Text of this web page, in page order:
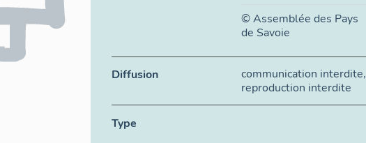
© Assemblée des Pays
de Savoie
Diffusion
communication interdite,
reproduction interdite
Type